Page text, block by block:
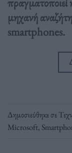
μηχανή
smartphones.
Δημοσιεύθηκε σε
Microsoft,